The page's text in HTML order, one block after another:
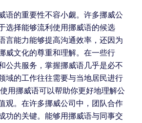
语的重要性不容小觑。许多挪威公
选择能够流利使用挪威语的候选
言能力能够提高沟通效率，还因为
威文化的尊重和理解。在一些行
公共服务，掌握挪威语几乎是必不
域的工作往往需要与当地居民进行
用挪威语可以帮助你更好地理解公
观。在许多挪威公司中，团队合作
功的关键。能够用挪威语与同事交